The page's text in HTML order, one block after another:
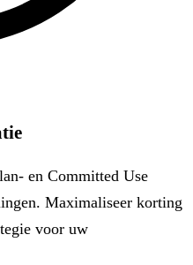
en Committed Use
Maximaliseer korting
voor uw